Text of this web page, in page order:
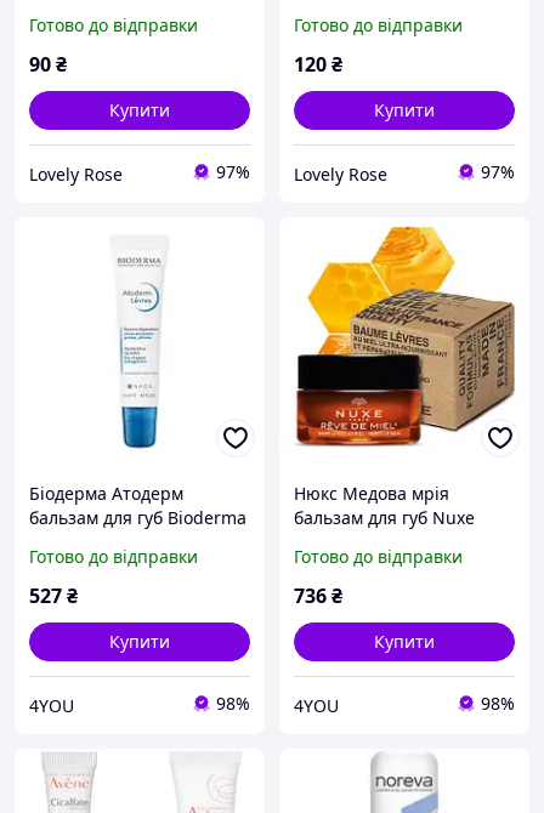
Готово до відправки
90₴
Купити
Lovely Rose 97%
зволожувальний 3 g
Готово до відправки
120₴
Купити
Lovely Rose 97%
Біодерма Aтодерм
бальзам для губ Bioderma
мл
Готово до відправки
527₴
Купити
4YOU 98%
Нюкс Медова мрія
бальзам для губ Nuxe
au miel, 15 мл
Готово до відправки
736₴
Купити
4YOU 98%